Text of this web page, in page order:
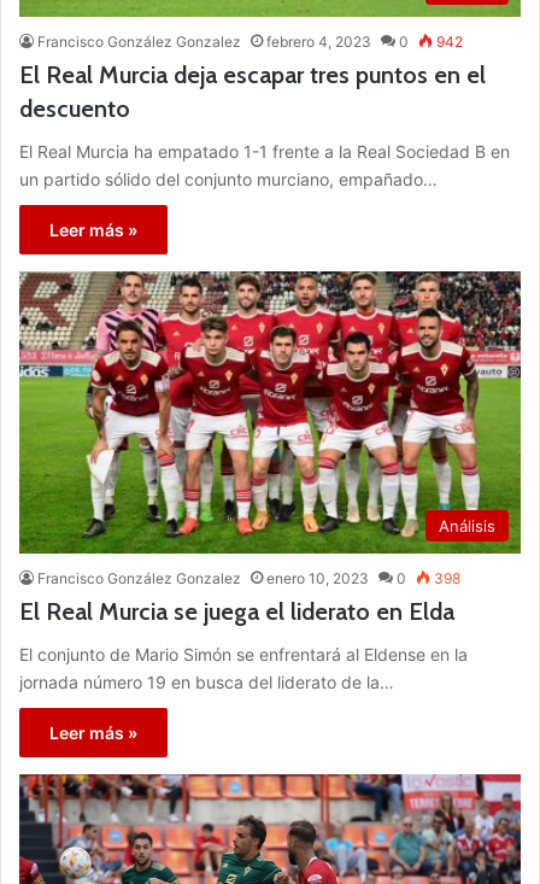
Francisco González Gonzalez febrero 4, 2023 0 942
El Real Murcia deja escapar tres puntos en el
descuento
El Real Murcia ha empatado 1-1 frente a la Real Sociedad B en
un partido sólido del conjunto murciano, empañado…
Leer más »
Análisis
Francisco González Gonzalez enero 10, 2023 0 398
El Real Murcia se juega el liderato en Elda
El conjunto de Mario Simón se enfrentará al Eldense en la
jornada número 19 en busca del liderato de la…
Leer más »